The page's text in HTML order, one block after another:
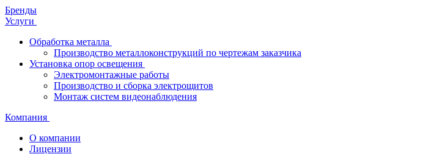
Бренды
Услуги
Обработка металла
Производство металлоконструкций по чертежам заказчика
Установка опор освещения
Электромонтажные работы
Производство и сборка электрощитов
Монтаж систем видеонаблюдения
Компания
О компании
Лицензии